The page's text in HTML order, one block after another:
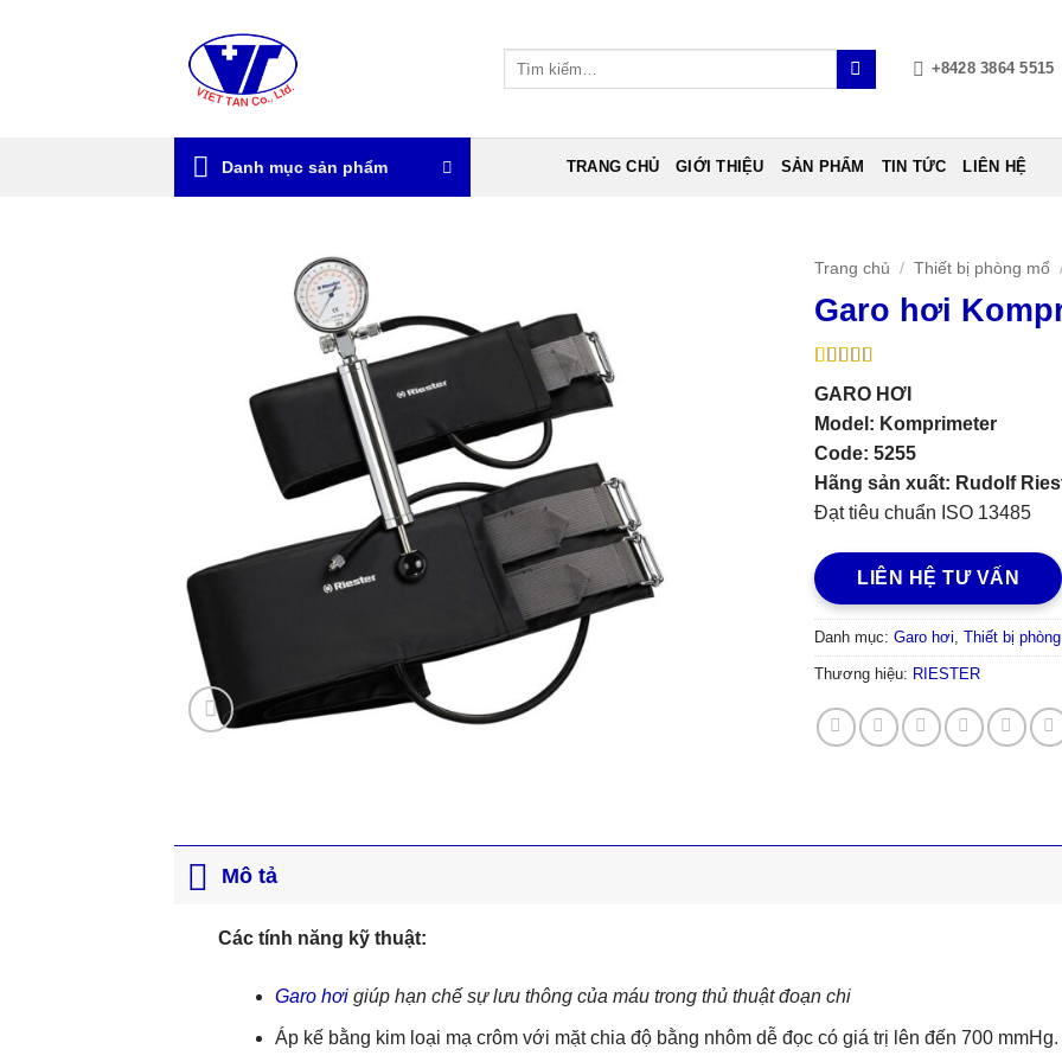
+8428 3864 5515
Danh mục sản phẩm TRANG CHỦ GIỚI THIỆU SẢN PHẨM TIN TỨC LIÊN HỆ
Trang chủ / Thiết bị phòng mổ
Garo hơi
5trên 5 dựa
trên
1
đánh
giá
GARO HƠI
Model: Komprimeter
Code: 5255
Hãng sản xuất: Rudolf
Đạt tiêu chuẩn ISO 13485
LIÊN HỆ TƯ VẤN
Danh mục: Garo hơi, Thiết bị
Thương hiệu: RIESTER
Mô tả
Các tính năng kỹ thuật:
Garo hơigiúp hạn chế sự lưu thông của máu trong thủ thuật đoạn chi
Áp kế bằng kim loại mạ crôm với mặt chia độ bằng nhôm dễ đọc có giá trị lên đến 700 mmHg.